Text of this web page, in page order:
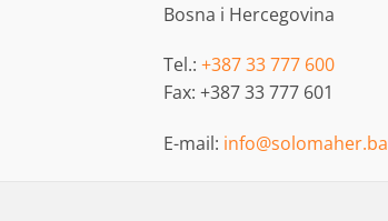
Bosna i Hercegovina
Tel.: +387 33 777 600
Fax: +387 33 777 601
E-mail: info@solomaher.ba